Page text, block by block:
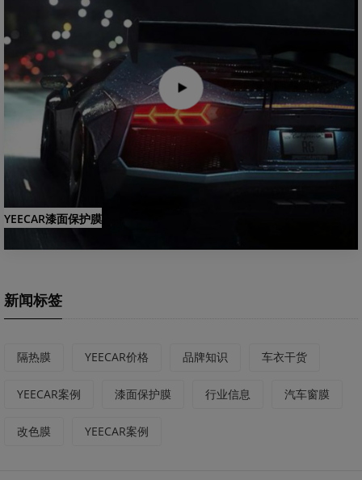
YEECAR漆面保护膜
新闻标签
隔热膜 YEECAR价格 品牌知识 车衣干货
YEECAR案例 漆面保护膜 行业信息 汽车窗膜
改色膜 YEECAR案例